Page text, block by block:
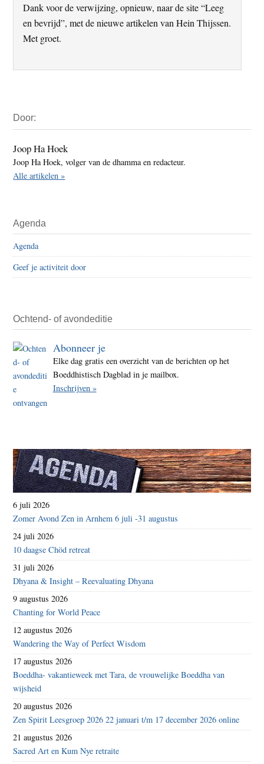
Dank voor de verwijzing, opnieuw, naar de site “Leeg
en bevrijd”, met de nieuwe artikelen van Hein Thijssen.
Met groet.
Sidebar
Door:
Joop Ha Hoek
Joop Ha Hoek, volger van de dhamma en redacteur.
Alle artikelen »
Agenda
Agenda
Geef je activiteit door
Ochtend- of avondeditie
Abonneer je
Elke dag gratis een overzicht van de berichten op het
Boeddhistisch Dagblad in je mailbox.
Inschrijven »
6 juli 2026
Zomer Avond Zen in Arnhem 6 juli -31 augustus
24 juli 2026
10 daagse Chöd retreat
31 juli 2026
Dhyana & Insight – Reevaluating Dhyana
9 augustus 2026
Chanting for World Peace
12 augustus 2026
Wandering the Way of Perfect Wisdom
17 augustus 2026
Boeddha- vakantieweek met Tara, de vrouwelijke Boeddha van
wijsheid
20 augustus 2026
Zen Spirit Leesgroep 2026 22 januari t/m 17 december 2026 online
21 augustus 2026
Sacred Art en Kum Nye retraite